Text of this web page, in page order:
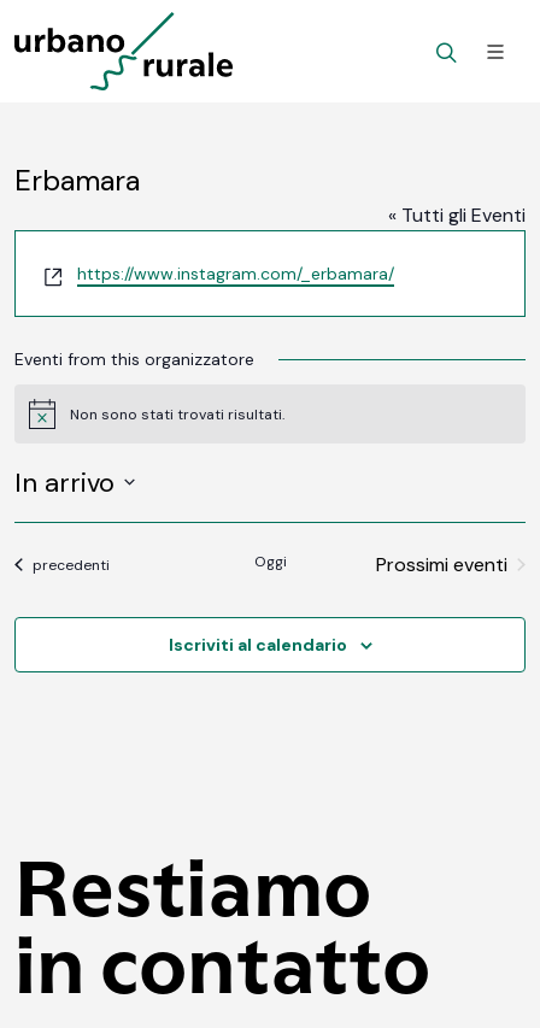
Erbamara
« Tutti gli Eventi
Website
https://www.instagram.com/_erbamara/
Eventi from this organizzatore
NoticeNon sono stati trovati risultati.
In arrivo
DATA.Eventi
precedenti Oggi Prossimi eventi
Iscriviti al calendario
Restiamo
in contatto